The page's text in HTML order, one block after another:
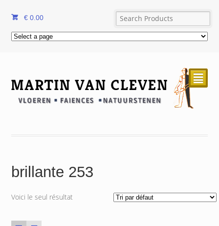
€ 0.00
²
brillante 253
Voici le seul résultat